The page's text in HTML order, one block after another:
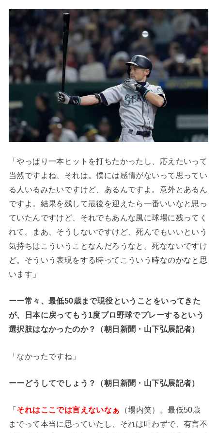
「やっぱり一本ヒットを打ちたかったし、応えたいって
当然ですよね、それは。僕には感情がないって思ってい
る人いるみたいですけど、あるんですよ。意外とあるん
ですよ。結果を残して最後を迎えたら一番いいなと思っ
ていたんですけど、それでもあんな風に球場に残ってく
れて。まあ、そうしないですけど、死んでもいいという
気持ちはこういうことなんだろうなと。死なないですけ
ど。そういう表現をする時ってこういう時なのかなと思
います」
ーー常々、最低50歳まで現役ということをいってきた
が、日本に戻ってもう1度プロ野球でプレーするという
選択肢はなかったのか？（朝日新聞・山下弘展記者）
「なかったですね」
ーーどうしてでしょう？（朝日新聞・山下弘展記者）
「 それはここでは言えないなぁ （場内笑）。最低50歳
までって本当に思っていたし、それは叶わずで、有言不